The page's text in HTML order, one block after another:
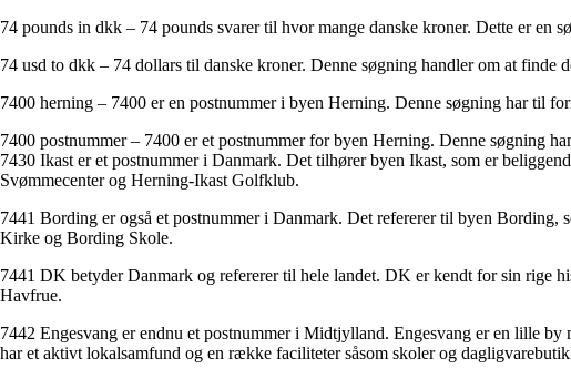
74 pounds in dkk – 74 pounds svarer til hvor mange danske kroner. Dette er en
74 usd to dkk – 74 dollars til danske kroner. Denne søgning handler om at finde
7400 herning – 7400 er en postnummer i byen Herning. Denne søgning har til
7400 postnummer – 7400 er et postnummer for byen Herning. Denne søgning
7430 Ikast er et postnummer i Danmark. Det tilhører byen Ikast, som er
Svømmecenter og Herning-Ikast Golfklub.
7441 Bording er også et postnummer i Danmark. Det refererer til byen
Kirke og Bording Skole.
7441 DK betyder Danmark og refererer til hele landet. DK er kendt for sin rige
Havfrue.
7442 Engesvang er endnu et postnummer i Midtjylland. Engesvang er en lille
har et aktivt lokalsamfund og en række faciliteter såsom skoler og